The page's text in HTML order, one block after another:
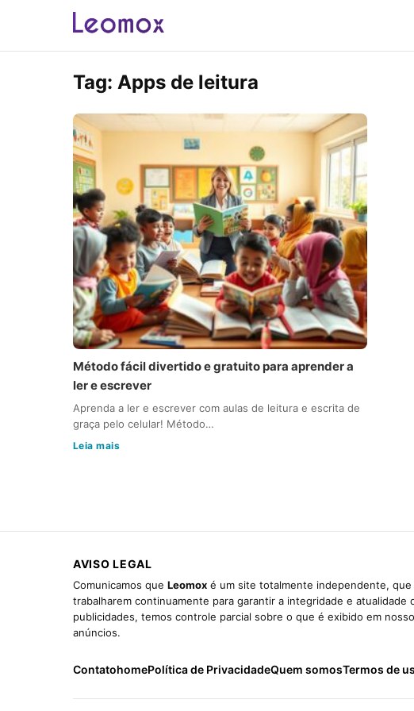
Tag: Apps de leitura
Método fácil divertido e gratuito para aprender a
ler e escrever
Aprenda a ler e escrever com aulas de leitura e escrita de
graça pelo celular! Método…
Leia mais
AVISO LEGAL
Comunicamos que Leomox é um site totalmente independente,
trabalharem continuamente para garantir a integridade e
publicidades, temos controle parcial sobre o que é exibido em
anúncios.
ContatohomePolítica de PrivacidadeQuem somosTermos de